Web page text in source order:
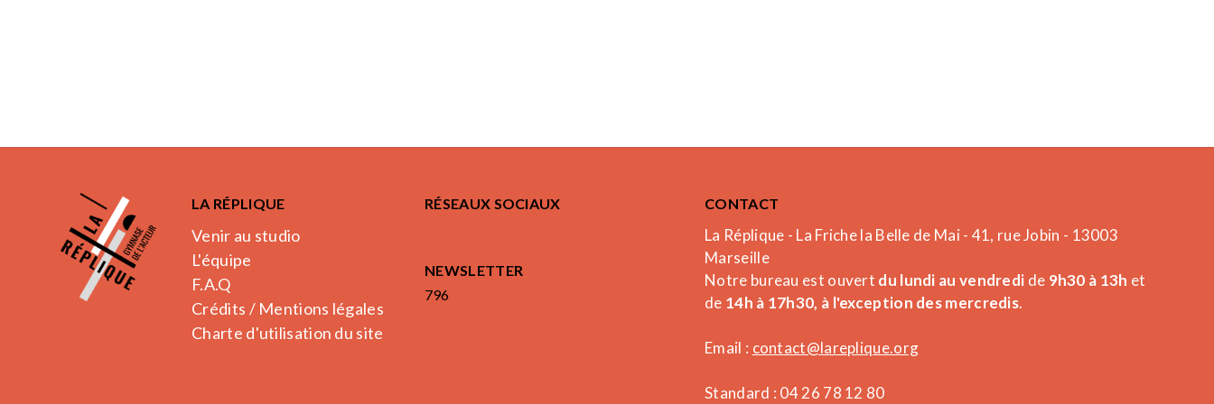
LA RÉPLIQUE
Venir au studio
L'équipe
F.A.Q
Crédits / Mentions légales
Charte d'utilisation du site
RÉSEAUX SOCIAUX
NEWSLETTER
796
CONTACT
La Réplique - La Friche la Belle de Mai - 41, rue Jobin - 13003
Marseille
Notre bureau est ouvert du lundi au vendredi de 9h30 à 13h et
de 14h à 17h30, à l'exception des mercredis.
Email : contact@lareplique.org
Standard : 04 26 78 12 80